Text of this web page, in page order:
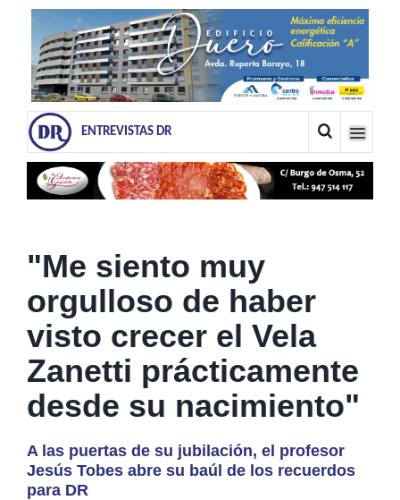
ENTREVISTAS DR
"Me siento muy
orgulloso de haber
visto crecer el Vela
Zanetti prácticamente
desde su nacimiento"
A las puertas de su jubilación, el profesor
Jesús Tobes abre su baúl de los recuerdos
para DR